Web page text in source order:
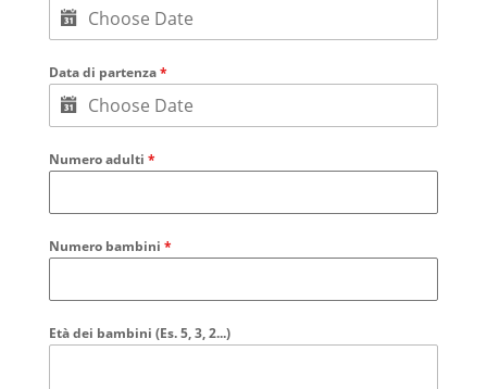
Data di partenza*
Numero adulti *
Numero bambini *
Età dei bambini (Es. 5, 3, 2...)